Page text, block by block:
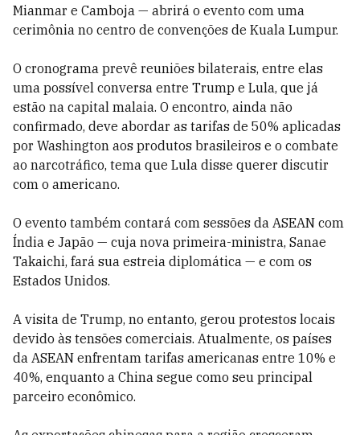
Mianmar e Camboja — abrirá o evento com uma
cerimônia no centro de convenções de Kuala Lumpur.
O cronograma prevê reuniões bilaterais, entre elas
uma possível conversa entre Trump e Lula, que já
estão na capital malaia. O encontro, ainda não
confirmado, deve abordar as tarifas de 50% aplicadas
por Washington aos produtos brasileiros e o combate
ao narcotráfico, tema que Lula disse querer discutir
com o americano.
O evento também contará com sessões da ASEAN com
Índia e Japão — cuja nova primeira-ministra, Sanae
Takaichi, fará sua estreia diplomática — e com os
Estados Unidos.
A visita de Trump, no entanto, gerou protestos locais
devido às tensões comerciais. Atualmente, os países
da ASEAN enfrentam tarifas americanas entre 10% e
40%, enquanto a China segue como seu principal
parceiro econômico.